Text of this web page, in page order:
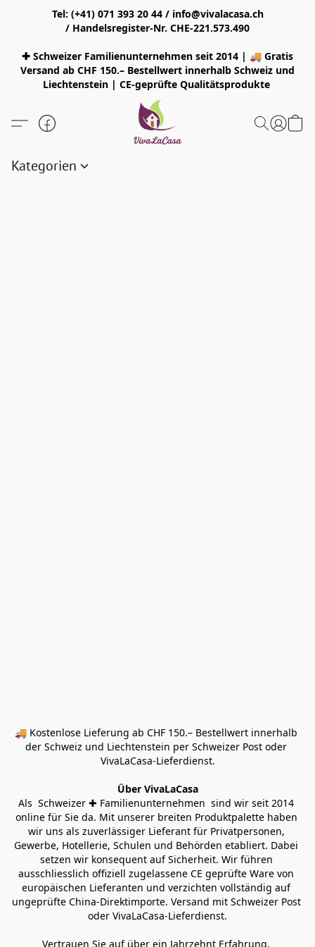
Tel: (+41) 071 393 20 44 / info@vivalacasa.ch
/ Handelsregister-Nr. CHE-221.573.490
✚ Schweizer Familienunternehmen seit 2014 | 🚚 Gratis
Versand ab CHF 150.– Bestellwert innerhalb Schweiz und
Liechtenstein | CE-geprüfte Qualitätsprodukte
Kategorien
🚚 Kostenlose Lieferung ab CHF 150.– Bestellwert innerhalb
der Schweiz und Liechtenstein per Schweizer Post oder
VivaLaCasa-Lieferdienst.
Über VivaLaCasa
Als  Schweizer ✚ Familienunternehmen  sind wir seit 2014
online für Sie da. Mit unserer breiten Produktpalette haben
wir uns als zuverlässiger Lieferant für Privatpersonen,
Gewerbe, Hotellerie, Schulen und Behörden etabliert. Dabei
setzen wir konsequent auf Sicherheit. Wir führen
ausschliesslich offiziell zugelassene CE geprüfte Ware von
europäischen Lieferanten und verzichten vollständig auf
ungeprüfte China-Direktimporte. Versand mit Schweizer Post
oder VivaLaCasa-Lieferdienst.
Vertrauen Sie auf über ein Jahrzehnt Erfahrung,